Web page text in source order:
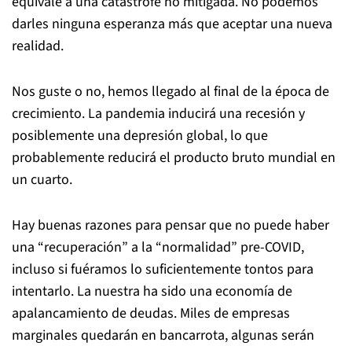
darles ninguna esperanza más que aceptar una nueva
realidad.
Nos guste o no, hemos llegado al final de la época de
crecimiento. La pandemia inducirá una recesión y
posiblemente una depresión global, lo que
probablemente reducirá el producto bruto mundial en
un cuarto.
Hay buenas razones para pensar que no puede haber
una “recuperación” a la “normalidad” pre-COVID,
incluso si fuéramos lo suficientemente tontos para
intentarlo. La nuestra ha sido una economía de
apalancamiento de deudas. Miles de empresas
marginales quedarán en bancarrota, algunas serán